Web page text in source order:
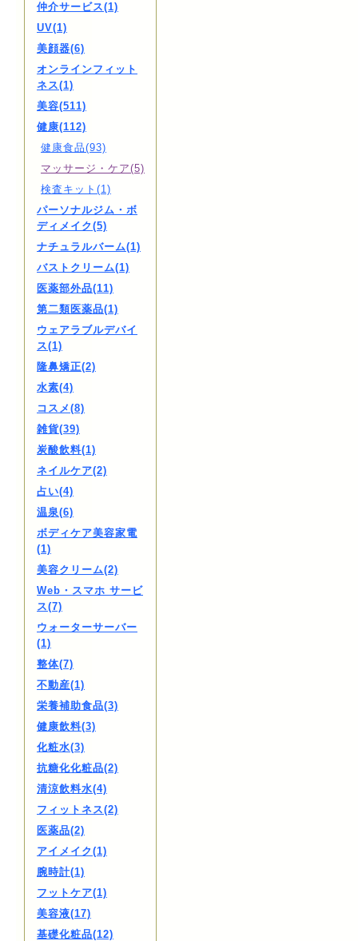
仲介サービス(1)
UV(1)
美顔器(6)
オンラインフィット
ネス(1)
美容(511)
健康(112)
健康食品(93)
マッサージ・ケア(5)
検査キット(1)
パーソナルジム・ボ
ディメイク(5)
ナチュラルバーム(1)
バストクリーム(1)
医薬部外品(11)
第二類医薬品(1)
ウェアラブルデバイ
ス(1)
隆鼻矯正(2)
水素(4)
コスメ(8)
雑貨(39)
炭酸飲料(1)
ネイルケア(2)
占い(4)
温泉(6)
ボディケア美容家電
(1)
美容クリーム(2)
Web・スマホ サービ
ス(7)
ウォーターサーバー
(1)
整体(7)
不動産(1)
栄養補助食品(3)
健康飲料(3)
化粧水(3)
抗糖化化粧品(2)
清涼飲料水(4)
フィットネス(2)
医薬品(2)
アイメイク(1)
腕時計(1)
フットケア(1)
美容液(17)
基礎化粧品(12)